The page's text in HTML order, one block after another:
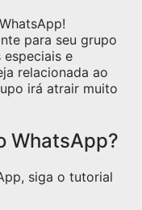
para seu grupo
e
relacionada ao
irá atrair muito
WhatsApp?
siga o tutorial